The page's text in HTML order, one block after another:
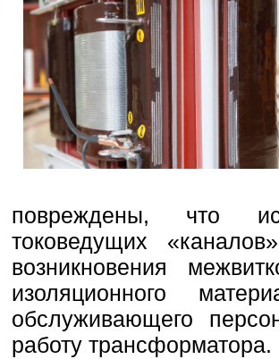
повреждены, что
токоведущих
возникновения
изоляционного
обслуживающего
работу трансформатора.